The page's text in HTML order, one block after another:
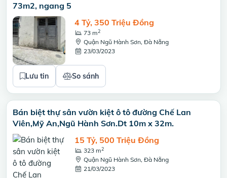
73m2, ngang 5
4 Tỷ, 350 Triệu Đồng
73 m2
Quận Ngũ Hành Sơn, Đà Nẵng
23/03/2023
Lưu tin So sánh
Bán biệt thự sân vườn kiệt ô tô đường Chế Lan
Viên,Mỹ An,Ngũ Hành Sơn.Dt 10m x 32m.
15 Tỷ, 500 Triệu Đồng
323 m2
Quận Ngũ Hành Sơn, Đà Nẵng
21/03/2023